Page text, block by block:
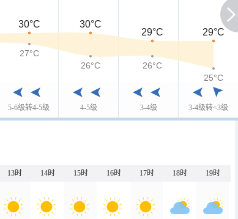
5-6级转4-5级 4-5级 3-4级 3-4级转<3级
30°C 30°C
29°C 29°C
27°C
26°C
26°C
25°C
13时 14时 15时 16时 17时 18时 19时